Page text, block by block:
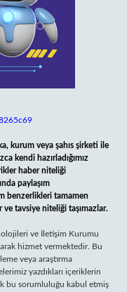
kurum veya şahıs şirketi ile
kendi hazırladığımız
haber niteliği
paylaşım
benzerlikleri tamamen
tavsiye niteliği taşımazlar.
ve İletişim Kurumu
hizmet vermektedir. Bu
veya araştırma
yazdıkları içeriklerin
bu sorumluluğu kabul etmiş